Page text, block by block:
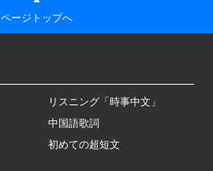
ページトップへ
リスニング「時事中文」
中国語歌詞
初めての超短文